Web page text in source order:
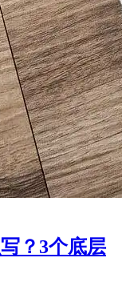
？3个底层